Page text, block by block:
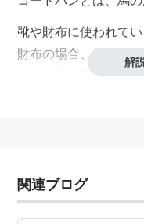
靴や財布に使われてい
財布の場合、店舗で
の小物売り場にもあ
解
関連ブログ